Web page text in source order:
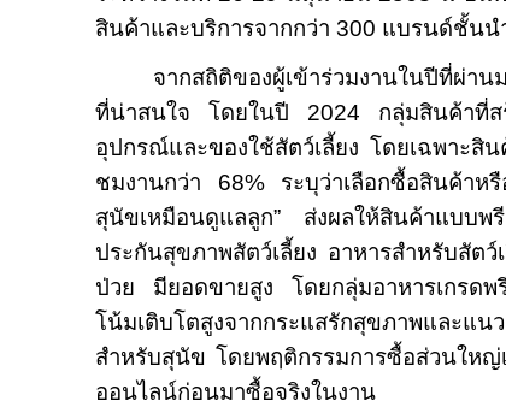
สินค้าและบริการจากกว่า 300 แบรนด์ชั้นน
จากสถิติของผู้เข้าร่วมงานในปีที่ผ่า
ที่น่าสนใจ โดยในปี 2024 กลุ่มสินค้าที่ส
อุปกรณ์และของใช้สัตว์เลี้ยง โดยเฉพาะสิ
ชมงานกว่า 68% ระบุว่าเลือกซื้อสินค้าห
สุนัขเหมือนดูแลลูก” ส่งผลให้สินค้าแบบพ
ประกันสุขภาพสัตว์เลี้ยง อาหารสำหรับสัต
ป่วย มียอดขายสูง โดยกลุ่มอาหารเกรดพ
โน้มเติบโตสูงจากกระแสรักสุขภาพและแน
สำหรับสุนัข โดยพฤติกรรมการซื้อส่วนให
ออนไลน์ก่อนมาซื้อจริงในงาน